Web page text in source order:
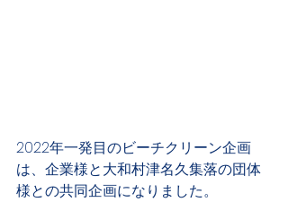
2022年一発目のビーチクリーン企画
は、企業様と大和村津名久集落の団体
様との共同企画になりました。